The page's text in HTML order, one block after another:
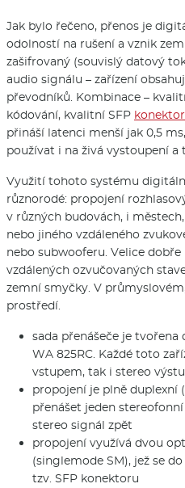
Jak bylo řečeno, přenos je
odolností na rušení a vznik
zašifrovaný (souvislý datový
audio signálu – zařízení
převodníků. Kombinace –
kódování, kvalitní SFP konektor
přináší latenci menší jak 0,5
používat i na živá vystoupení a
Využití tohoto systému
různorodé: propojení
v různých budovách, i
nebo jiného vzdáleného
nebo subwooferu. Velice
vzdálených ozvučovaných
zemní smyčky. V
prostředí.
sada přenášeče je
WA 825RC. Každé toto
vstupem, tak i stereo
propojení je plně duplexní
přenášet jeden
stereo signál zpět
propojení využívá dvou
(singlemode SM), jež se
tzv. SFP konektoru